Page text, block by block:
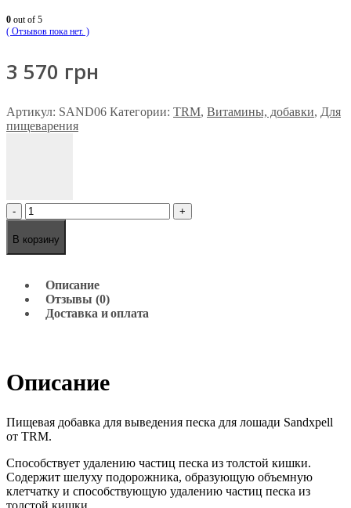
0 out of 5
( Отзывов пока нет. )
3 570 грн
Артикул: SAND06 Категории: TRM, Витамины, добавки, Для
пищеварения
- +
В корзину
Описание
Отзывы (0)
Доставка и оплата
Описание
Пищевая добавка для выведения песка для лошади Sandxpell
от TRM.
Способствует удалению частиц песка из толстой кишки.
Содержит шелуху подорожника, образующую объемную
клетчатку и способствующую удалению частиц песка из
толстой кишки.